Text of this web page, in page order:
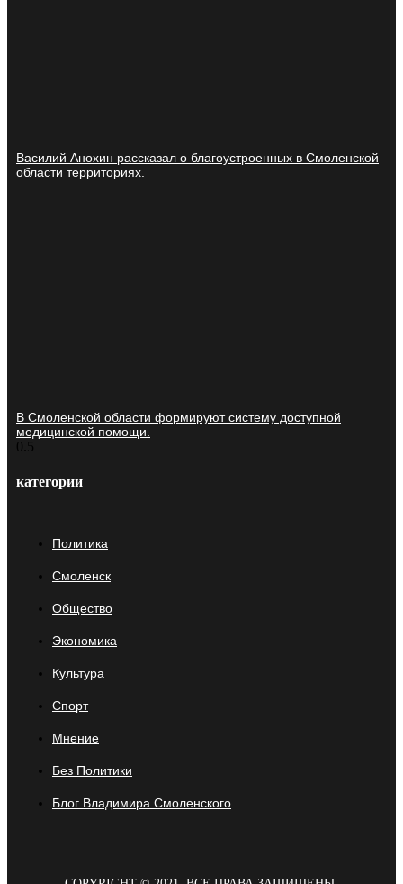
Василий Анохин рассказал о благоустроенных в Смоленской
области территориях.
В Смоленской области формируют систему доступной
медицинской помощи.
категории
Политика
Смоленск
Общество
Экономика
Культура
Спорт
Мнение
Без Политики
Блог Владимира Смоленского